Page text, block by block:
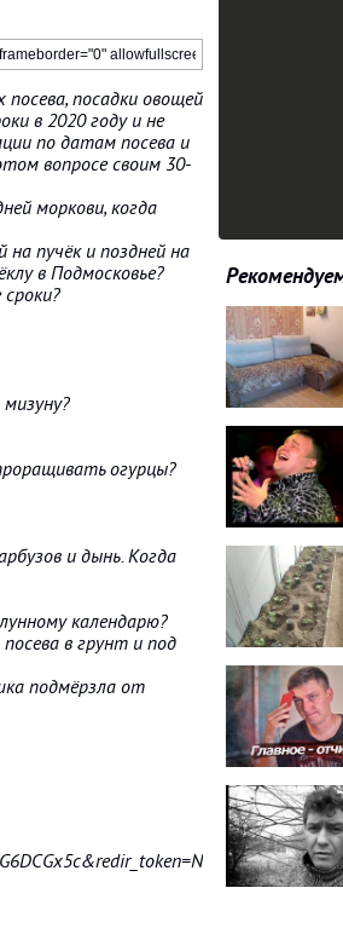
посева, посадки овощей
в 2020 году и не
по датам посева и
вопросе своим 30-
моркови, когда
на пучёк и поздней на
в Подмосковье?
сроки?
огурцы?
и дынь. Когда
календарю?
в грунт и под
подмёрзла от